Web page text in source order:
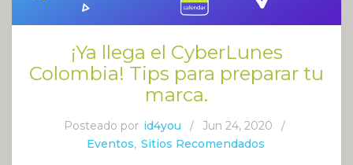
¡Ya llega el CyberLunes
Colombia! Tips para preparar tu
marca.
Posteado por id4you / Jun 24, 2020
/
Eventos, Sitios Recomendados